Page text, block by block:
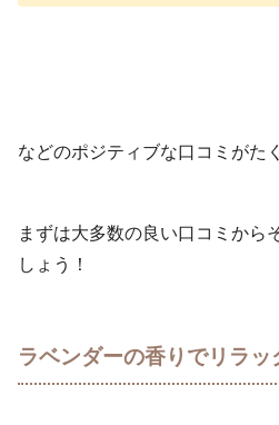
などのポジティブな口コミがた
まずは大多数の良い口コミから
しょう！
ラベンダーの香りでリラッ